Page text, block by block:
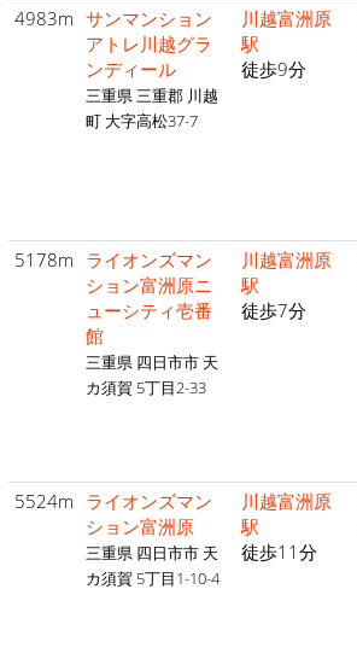
4983m サンマンション
アトレ川越グラ
ンディール
三重県 三重郡 川越
町 大字高松37-7
川越富洲原
駅
徒歩9分
5178m ライオンズマン
ション富洲原ニ
ューシティ壱番
館
三重県 四日市市 天
カ須賀 5丁目2-33
川越富洲原
駅
徒歩7分
5524m ライオンズマン
ション富洲原
三重県 四日市市 天
カ須賀 5丁目1-10-4
川越富洲原
駅
徒歩11分